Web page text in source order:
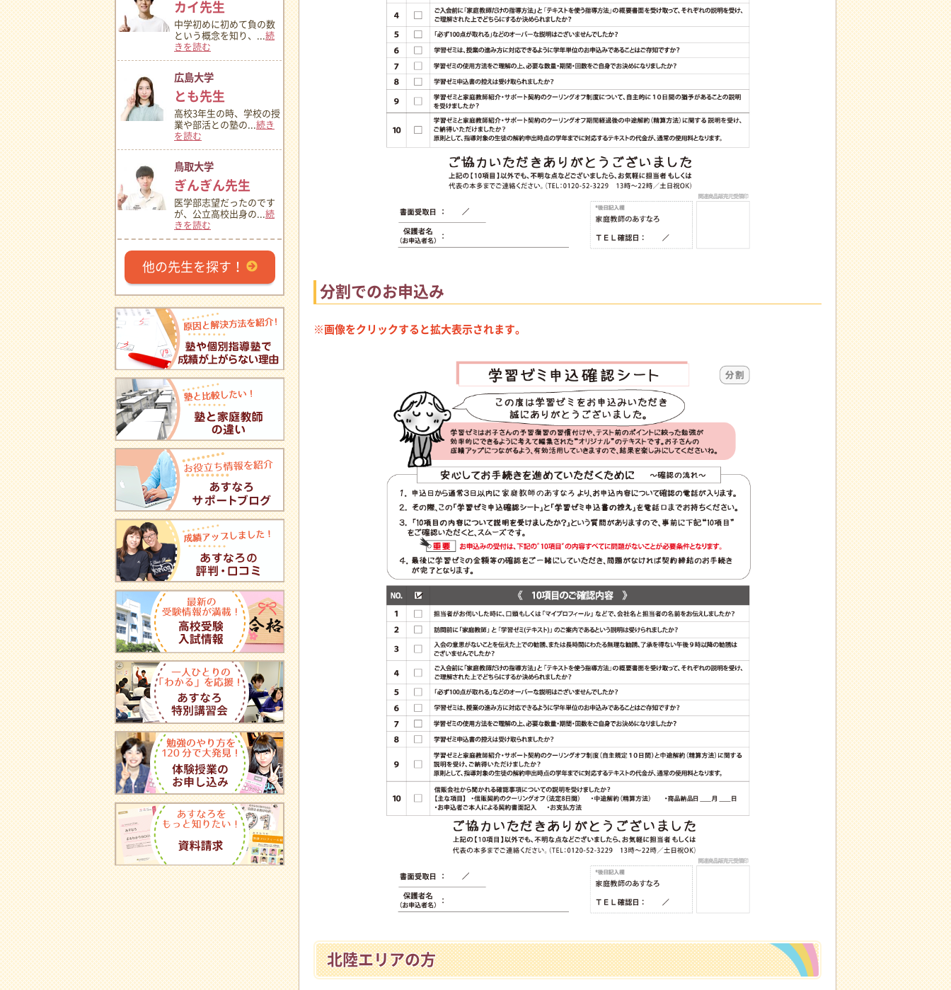
カイ先生
中学初めに初めて負の数
という概念を知り、... 続
きを読む
広島大学
とも先生
高校3年生の時、学校の授
業や部活との塾の... 続き
を読む
鳥取大学
ぎんぎん先生
医学部志望だったのです
が、公立高校出身の... 続
きを読む
他の先生を探す！
分割でのお申込み
※画像をクリックすると拡大表示されます。
北陸エリアの方